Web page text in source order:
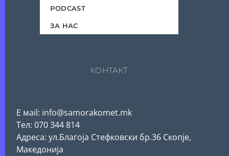
PODCAST
ЗА НАС
КОНТАКТ
Е мail: info@samorakomet.mk
Тел: 070 344 814
Адреса: ул.Благоја Стефковски бр.36 Скопје,
Македонија